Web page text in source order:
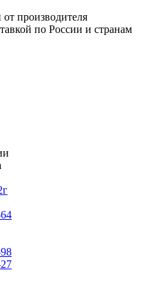
производителя
по России и странам